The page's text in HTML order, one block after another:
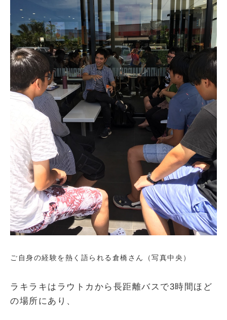
ご自身の経験を熱く語られる倉橋さん（写真中央）
ラキラキはラウトカから長距離バスで3時間ほど
の場所にあり、